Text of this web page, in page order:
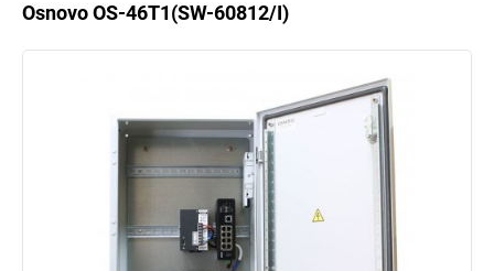
Osnovo OS-46T1(SW-60812/I)